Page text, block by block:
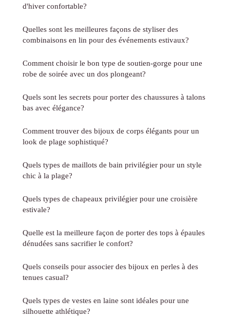
d'hiver confortable?
Quelles sont les meilleures façons de styliser des
combinaisons en lin pour des événements estivaux?
Comment choisir le bon type de soutien-gorge pour une
robe de soirée avec un dos plongeant?
Quels sont les secrets pour porter des chaussures à talons
bas avec élégance?
Comment trouver des bijoux de corps élégants pour un
look de plage sophistiqué?
Quels types de maillots de bain privilégier pour un style
chic à la plage?
Quels types de chapeaux privilégier pour une croisière
estivale?
Quelle est la meilleure façon de porter des tops à épaules
dénudées sans sacrifier le confort?
Quels conseils pour associer des bijoux en perles à des
tenues casual?
Quels types de vestes en laine sont idéales pour une
silhouette athlétique?